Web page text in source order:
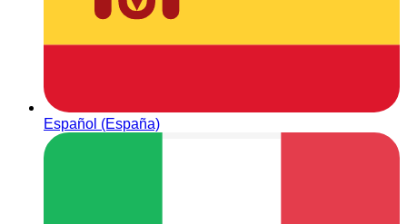
Español (España)